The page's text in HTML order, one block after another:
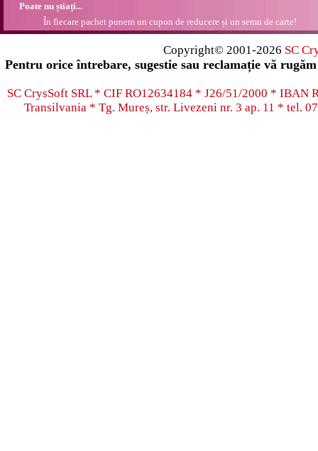
Poate nu știați...
În fiecare pachet punem un cupon de reducere și un semn de carte!
Copyright© 2001-2026 SC
Pentru orice întrebare, sugestie sau reclamație vă
SC CrysSoft SRL * CIF RO12634184 * J26/51/2000 * IBAN
Transilvania * Tg. Mureș, str. Livezeni nr. 3 ap. 11 * tel.